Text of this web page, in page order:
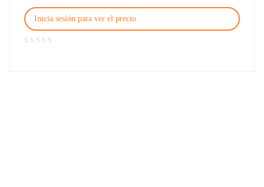
Inicia sesión para ver el precio